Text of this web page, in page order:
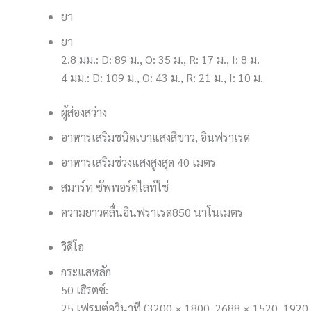
ยา
ยา
2.8 มม.: D: 89 ม., O: 35 ม., R: 17 ม., I: 8 ม.
4 มม.: D: 109 ม., O: 43 ม., R: 21 ม., I: 10 ม.
ผู้ส่องสว่าง
อาหารเสริมชนิดเบาแสงสีขาว, อินฟราเรด
อาหารเสริมช่วงแสงสูงสุด 40 เมตร
สมาร์ท ซัพพอร์ตไลท์ใช่
ความยาวคลื่นอินฟราเรด850 นาโนเมตร
วิดีโอ
กระแสหลัก
50 เฮิรตซ์:
25 เฟรมต่อวินาที (3200 × 1800, 2688 × 1520,